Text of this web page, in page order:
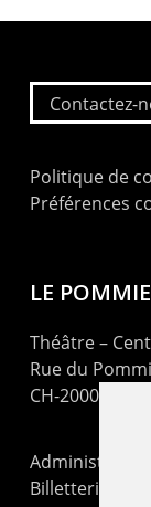
Contactez-
Politique de
Préférences
LE
Théâtre –
Rue du
CH-2000
Billetterie :